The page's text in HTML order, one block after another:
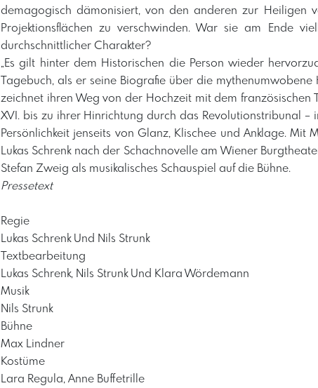
demagogisch dämonisiert, von den anderen zur Heiligen
Projektionsflächen zu verschwinden. War sie am Ende
durchschnittlicher Charakter?
„Es gilt hinter dem Historischen die Person wieder
Tagebuch, als er seine Biografie über die
zeichnet ihren Weg von der Hochzeit mit dem
XVI. bis zu ihrer Hinrichtung durch das Revolutionstribunal
Persönlichkeit jenseits von Glanz, Klischee und Anklage. Mit
Lukas Schrenk nach der Schachnovelle am Wiener
Stefan Zweig als musikalisches Schauspiel auf die Bühne.
Pressetext
Regie
Lukas Schrenk Und Nils Strunk
Textbearbeitung
Lukas Schrenk, Nils Strunk Und Klara Wördemann
Musik
Nils Strunk
Bühne
Max Lindner
Kostüme
Lara Regula, Anne Buffetrille